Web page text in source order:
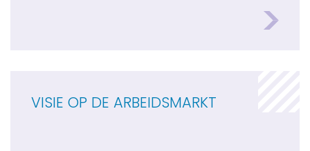
VISIE OP DE ARBEIDSMARKT